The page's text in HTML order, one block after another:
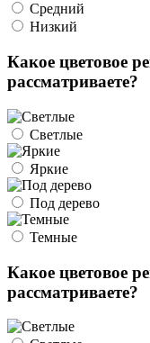
Средний
Низкий
Какое цветовое
рассматриваете?
Светлые
Яркие
Под дерево
Темные
Какое цветовое
рассматриваете?